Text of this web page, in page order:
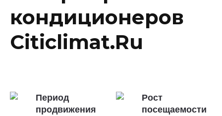
кондиционеров
Citiclimat.Ru
Период
продвижения
Рост
посещаемости